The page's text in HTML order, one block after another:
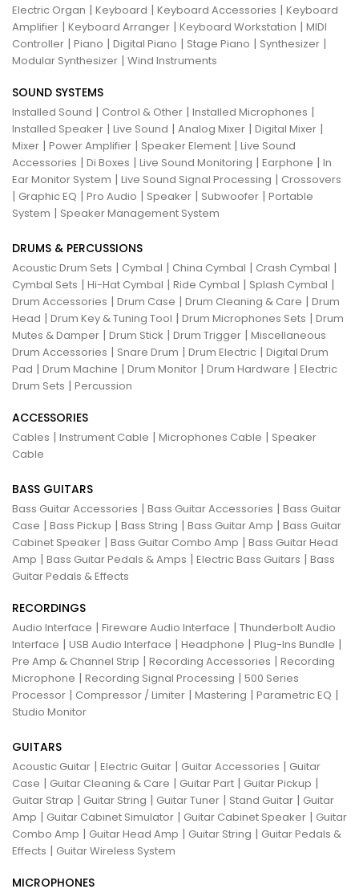
Electric Organ | Keyboard | Keyboard Accessories | Keyboard
Amplifier | Keyboard Arranger | Keyboard Workstation | MIDI
Controller | Piano | Digital Piano | Stage Piano | Synthesizer |
Modular Synthesizer | Wind Instruments
SOUND SYSTEMS
Installed Sound | Control & Other | Installed Microphones |
Installed Speaker | Live Sound | Analog Mixer | Digital Mixer |
Mixer | Power Amplifier | Speaker Element | Live Sound
Accessories | Di Boxes | Live Sound Monitoring | Earphone | In
Ear Monitor System | Live Sound Signal Processing | Crossovers
| Graphic EQ | Pro Audio | Speaker | Subwoofer | Portable
System | Speaker Management System
DRUMS & PERCUSSIONS
Acoustic Drum Sets | Cymbal | China Cymbal | Crash Cymbal |
Cymbal Sets | Hi-Hat Cymbal | Ride Cymbal | Splash Cymbal |
Drum Accessories | Drum Case | Drum Cleaning & Care | Drum
Head | Drum Key & Tuning Tool | Drum Microphones Sets | Drum
Mutes & Damper | Drum Stick | Drum Trigger | Miscellaneous
Drum Accessories | Snare Drum | Drum Electric | Digital Drum
Pad | Drum Machine | Drum Monitor | Drum Hardware | Electric
Drum Sets | Percussion
ACCESSORIES
Cables | Instrument Cable | Microphones Cable | Speaker
Cable
BASS GUITARS
Bass Guitar Accessories | Bass Guitar Accessories | Bass Guitar
Case | Bass Pickup | Bass String | Bass Guitar Amp | Bass Guitar
Cabinet Speaker | Bass Guitar Combo Amp | Bass Guitar Head
Amp | Bass Guitar Pedals & Amps | Electric Bass Guitars | Bass
Guitar Pedals & Effects
RECORDINGS
Audio Interface | Fireware Audio Interface | Thunderbolt Audio
Interface | USB Audio Interface | Headphone | Plug-Ins Bundle |
Pre Amp & Channel Strip | Recording Accessories | Recording
Microphone | Recording Signal Processing | 500 Series
Processor | Compressor / Limiter | Mastering | Parametric EQ |
Studio Monitor
GUITARS
Acoustic Guitar | Electric Guitar | Guitar Accessories | Guitar
Case | Guitar Cleaning & Care | Guitar Part | Guitar Pickup |
Guitar Strap | Guitar String | Guitar Tuner | Stand Guitar | Guitar
Amp | Guitar Cabinet Simulator | Guitar Cabinet Speaker | Guitar
Combo Amp | Guitar Head Amp | Guitar String | Guitar Pedals &
Effects | Guitar Wireless System
MICROPHONES